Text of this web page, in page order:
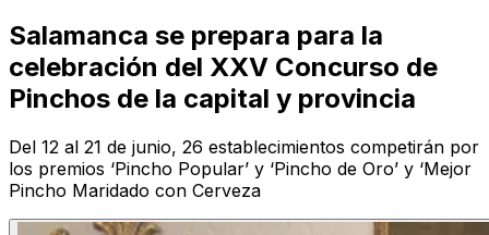
Salamanca se prepara para la
celebración del XXV Concurso de
Pinchos de la capital y provincia
Del 12 al 21 de junio, 26 establecimientos competirán por
los premios ‘Pincho Popular’ y ‘Pincho de Oro’ y ‘Mejor
Pincho Maridado con Cerveza